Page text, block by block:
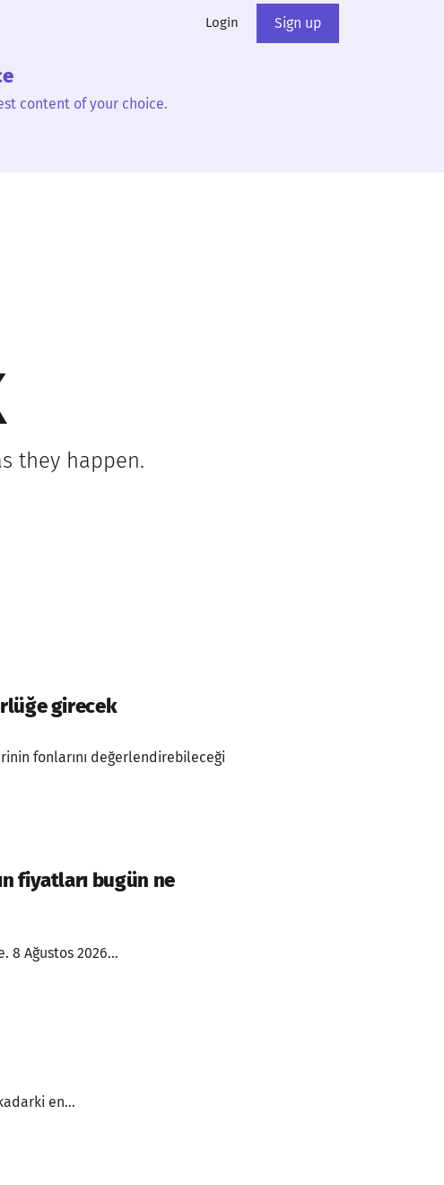
Login Sign up
content of your choice.
they happen.
girecek
fonlarını değerlendirebileceği
fiyatları bugün ne
8 Ağustos 2026...
en...